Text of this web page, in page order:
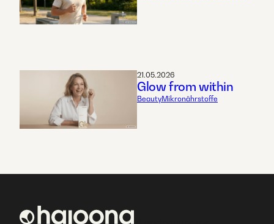
21.05.2026
Glow from within
BeautyMikronährstoffe